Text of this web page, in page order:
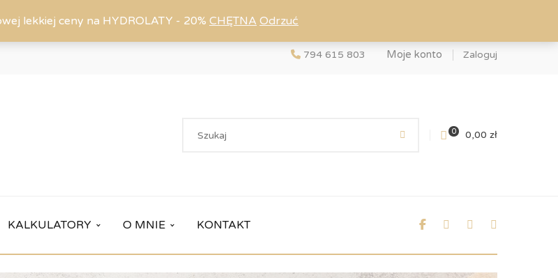
lekkiej ceny na HYDROLATY - 20% CHĘTNA Odrzuć
794 615 803 Moje konto Zaloguj
0 0,00 zł
KALKULATORY O MNIE KONTAKT